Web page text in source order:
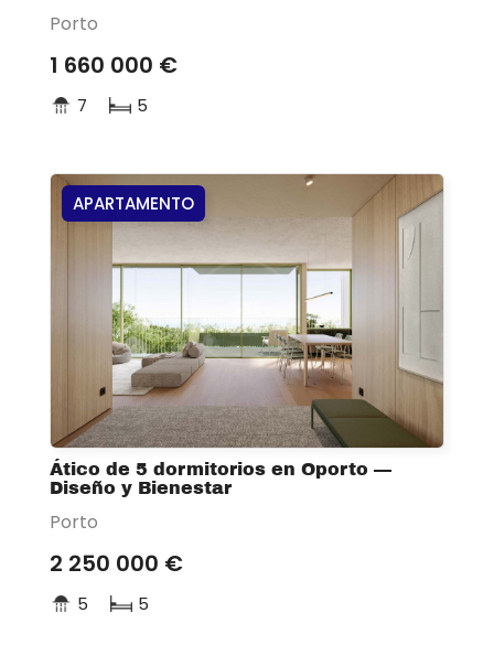
Porto
1 660 000 €
7 5
APARTAMENTO
Ático de 5 dormitorios en Oporto —
Diseño y Bienestar
Porto
2 250 000 €
5 5